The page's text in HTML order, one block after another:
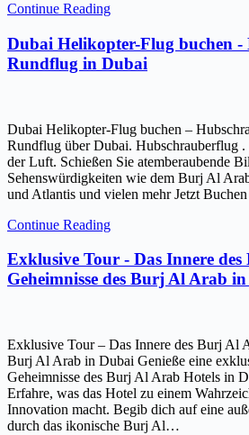
Continue Reading
Dubai Helikopter-Flug buchen -
Rundflug in Dubai
Dubai Helikopter-Flug buchen –
Rundflug über Dubai. Hubschrauberflug .
der Luft. Schießen Sie atemberaubende
Sehenswürdigkeiten wie dem Burj Al
und Atlantis und vielen mehr Jetzt Buchen
Continue Reading
Exklusive Tour - Das Innere
Geheimnisse des Burj Al Arab
Exklusive Tour – Das Innere des Burj Al
Burj Al Arab in Dubai Genieße eine
Geheimnisse des Burj Al Arab Hotels in
Erfahre, was das Hotel zu einem
Innovation macht. Begib dich auf eine
durch das ikonische Burj Al…